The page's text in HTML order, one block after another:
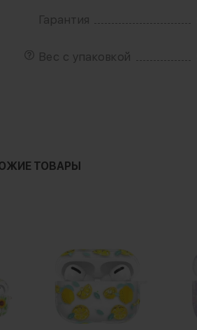
Гарантия
Вес с упаковкой
ТОВАРЫ